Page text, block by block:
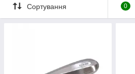
Сортування 0